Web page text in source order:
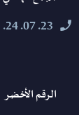


23. 07. 24. 023
الرقم الأخضر